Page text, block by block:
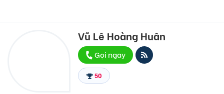
50
Vũ Lê Hoàng Huân
Gọi ngay